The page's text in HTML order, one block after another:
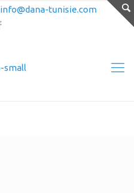
info@dana-tunisie.com